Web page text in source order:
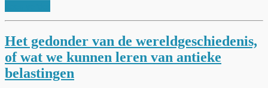
Het gedonder van de wereldgeschiedenis,
of wat we kunnen leren van antieke
belastingen